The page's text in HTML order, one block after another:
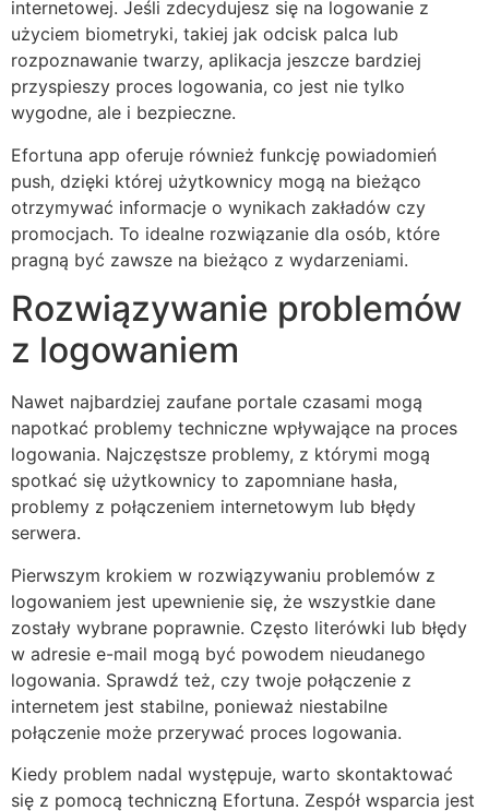
internetowej. Jeśli zdecydujesz się na logowanie z
użyciem biometryki, takiej jak odcisk palca lub
rozpoznawanie twarzy, aplikacja jeszcze bardziej
przyspieszy proces logowania, co jest nie tylko
wygodne, ale i bezpieczne.
Efortuna app oferuje również funkcję powiadomień
push, dzięki której użytkownicy mogą na bieżąco
otrzymywać informacje o wynikach zakładów czy
promocjach. To idealne rozwiązanie dla osób, które
pragną być zawsze na bieżąco z wydarzeniami.
Rozwiązywanie problemów
z logowaniem
Nawet najbardziej zaufane portale czasami mogą
napotkać problemy techniczne wpływające na proces
logowania. Najczęstsze problemy, z którymi mogą
spotkać się użytkownicy to zapomniane hasła,
problemy z połączeniem internetowym lub błędy
serwera.
Pierwszym krokiem w rozwiązywaniu problemów z
logowaniem jest upewnienie się, że wszystkie dane
zostały wybrane poprawnie. Często literówki lub błędy
w adresie e-mail mogą być powodem nieudanego
logowania. Sprawdź też, czy twoje połączenie z
internetem jest stabilne, ponieważ niestabilne
połączenie może przerywać proces logowania.
Kiedy problem nadal występuje, warto skontaktować
się z pomocą techniczną Efortuna. Zespół wsparcia jest